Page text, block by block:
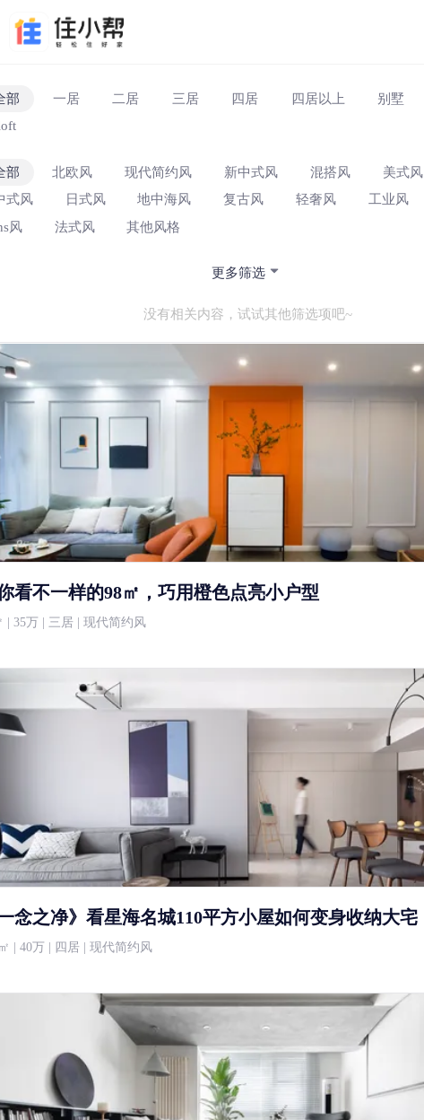
部 一居 二居 三居 四居 四居以上 别墅
部 北欧风 现代简约风 新中式风 混搭风 美式风
式风
日式风 地中海风 复古风 轻奢风 工业风
风
法式风 其他风格
更多筛选
没有相关内容，试试其他筛选项吧~
看不一样的98㎡，巧用橙色点亮小户型
| 35万 | 三居 | 现代简约风
一念之净》看星海名城110平方小屋如何变身收纳大宅
| 40万 | 四居 | 现代简约风